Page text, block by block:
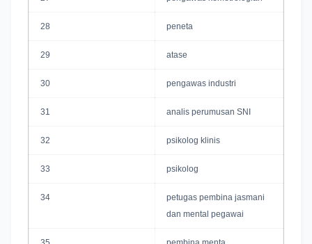
28 peneta
29 atase
30 pengawas industri
31 analis perumusan SNI
32 psikolog klinis
33 psikolog
34
petugas pembina jasmani
dan mental pegawai